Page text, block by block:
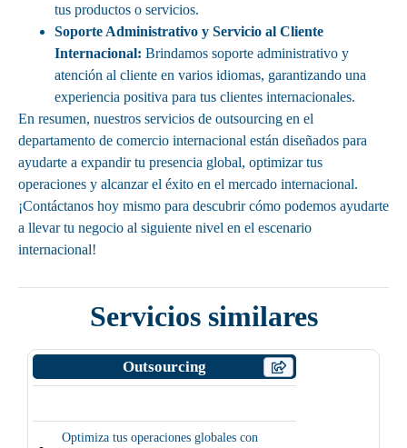
tus productos o servicios.
Soporte Administrativo y Servicio al Cliente
Internacional: Brindamos soporte administrativo y
atención al cliente en varios idiomas, garantizando una
experiencia positiva para tus clientes internacionales.
En resumen, nuestros servicios de outsourcing en el
departamento de comercio internacional están diseñados para
ayudarte a expandir tu presencia global, optimizar tus
operaciones y alcanzar el éxito en el mercado internacional.
¡Contáctanos hoy mismo para descubrir cómo podemos ayudarte
a llevar tu negocio al siguiente nivel en el escenario
internacional!
Servicios similares
Outsourcing
Optimiza tus operaciones globales con